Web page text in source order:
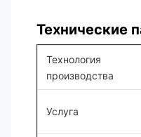
Технические
Технология
производства
Услуга